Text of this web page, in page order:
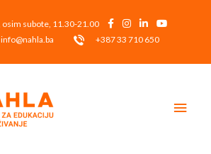
subote, 11.30-21.00
info@nahla.ba
+387 33 710 650